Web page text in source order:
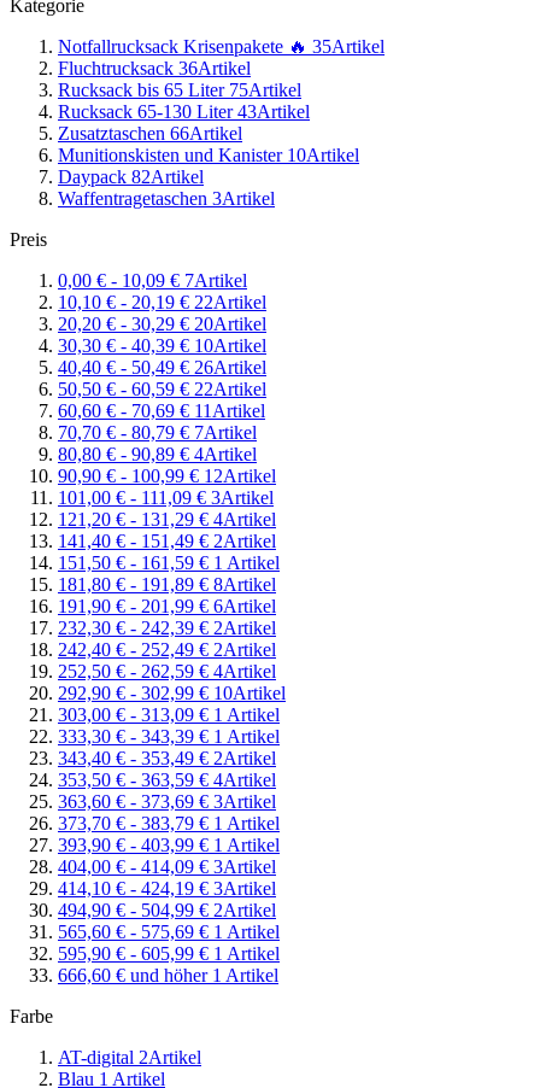
Kategorie
Notfallrucksack Krisenpakete 🔥 35Artikel
Fluchtrucksack 36Artikel
Rucksack bis 65 Liter75Artikel
Rucksack 65-130 Liter43Artikel
Zusatztaschen 66Artikel
Munitionskisten und Kanister10Artikel
Daypack 82Artikel
Waffentragetaschen 3Artikel
Preis
0,00 € - 10,09 € 7Artikel
10,10 € - 20,19 € 22Artikel
20,20 € - 30,29 € 20Artikel
30,30 € - 40,39 € 10Artikel
40,40 € - 50,49 € 26Artikel
50,50 € - 60,59 € 22Artikel
60,60 € - 70,69 € 11 Artikel
70,70 € - 80,79 € 7Artikel
80,80 € - 90,89 € 4Artikel
90,90 € - 100,99 € 12Artikel
101,00 € - 111,09 € 3Artikel
121,20 € - 131,29 € 4Artikel
141,40 € - 151,49 € 2Artikel
151,50 € - 161,59 € 1 Artikel
181,80 € - 191,89 € 8Artikel
191,90 € - 201,99 € 6Artikel
232,30 € - 242,39 € 2Artikel
242,40 € - 252,49 € 2Artikel
252,50 € - 262,59 € 4Artikel
292,90 € - 302,99 € 10Artikel
303,00 € - 313,09 € 1 Artikel
333,30 € - 343,39 € 1 Artikel
343,40 € - 353,49 € 2Artikel
353,50 € - 363,59 € 4Artikel
363,60 € - 373,69 € 3Artikel
373,70 € - 383,79 € 1 Artikel
393,90 € - 403,99 € 1 Artikel
404,00 € - 414,09 € 3Artikel
414,10 € - 424,19 € 3Artikel
494,90 € - 504,99 € 2Artikel
565,60 € - 575,69 € 1 Artikel
595,90 € - 605,99 € 1 Artikel
666,60 € und höher1 Artikel
Farbe
AT-digital 2Artikel
Blau 1 Artikel